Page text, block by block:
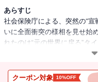
あらすじ
社会保険庁による、突然の“
いに全面衝突の様相を見せ始
れたのは“元の世界に戻る”タ
彼女が選ぶ道は・・・・・・
はいよいよ新章へ突入--！
クーポン対象 10%OFF